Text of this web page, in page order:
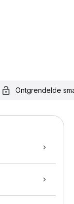
Ontgrendelde